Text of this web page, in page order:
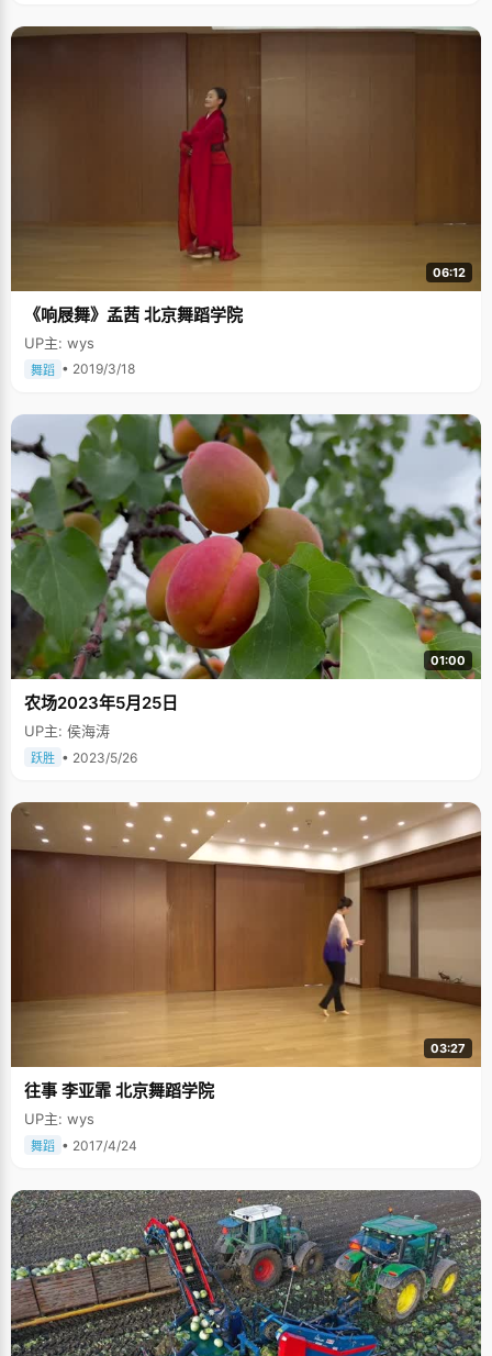
06:12
《响屐舞》孟茜 北京舞蹈学院
UP主: wys
舞蹈 • 2019/3/18
01:00
农场2023年5月25日
UP主: 侯海涛
跃胜 • 2023/5/26
03:27
往事 李亚霏 北京舞蹈学院
UP主: wys
舞蹈 • 2017/4/24